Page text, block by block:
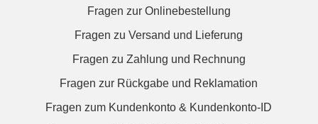
Fragen zur Onlinebestellung
Fragen zu Versand und Lieferung
Fragen zu Zahlung und Rechnung
Fragen zur Rückgabe und Reklamation
Fragen zum Kundenkonto & Kundenkonto-ID